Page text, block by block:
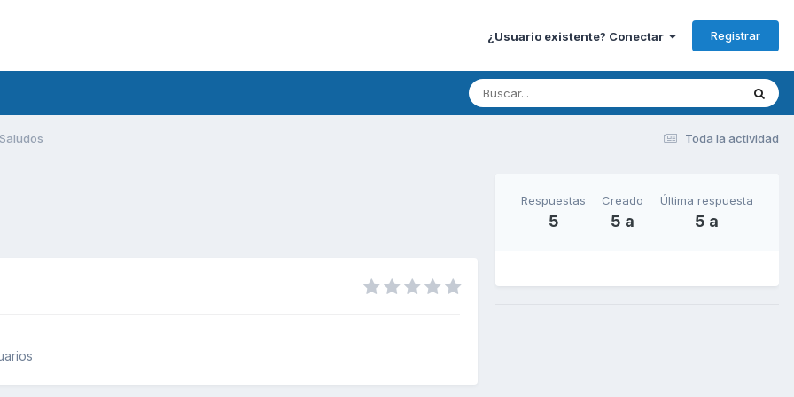
¿Usuario existente? Conectar Registrar
Toda la actividad
Saludos
Respuestas
5
Creado
5 a
Última respuesta
5 a